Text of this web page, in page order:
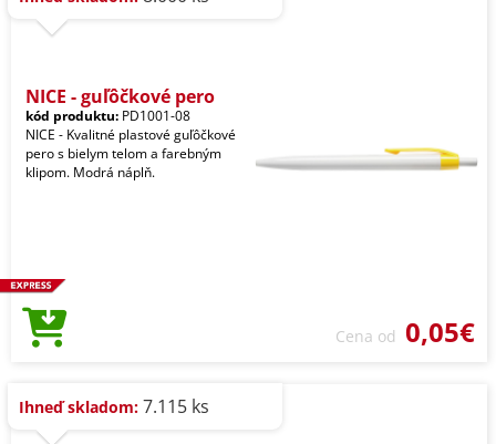
NICE - guľôčkové pero
kód produktu: PD1001-08
NICE - Kvalitné plastové guľôčkové
pero s bielym telom a farebným
klipom. Modrá náplň.
Cena od 0,05€
Ihneď skladom: 7.115 ks